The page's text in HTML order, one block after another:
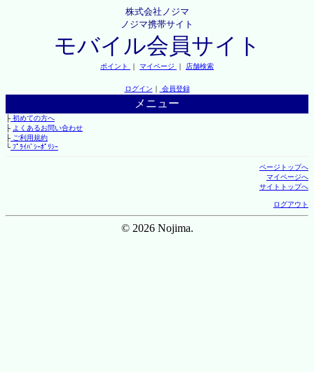
株式会社ノジマ
ノジマ携帯サイト
モバイル会員サイト
ポイント ｜ マイページ ｜ 店舗検索
ログイン ｜ 会員登録
メニュー
├初めての方へ
├ よくあるお問い合わせ
├ご利用規約
└ﾌﾟﾗｲﾊﾞｼｰﾎﾟﾘｼｰ
ページトップへ
マイページへ
サイトトップへ
ログアウト
© 2026 Nojima.